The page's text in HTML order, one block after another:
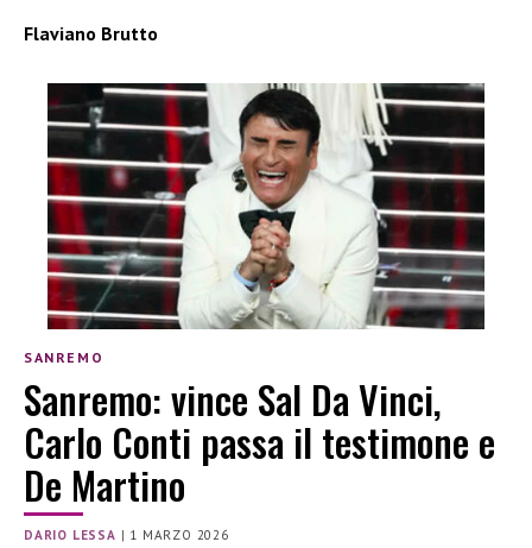
Flaviano Brutto
SANREMO
Sanremo: vince Sal Da Vinci,
Carlo Conti passa il testimone e
De Martino
DARIO LESSA | 1 MARZO 2026